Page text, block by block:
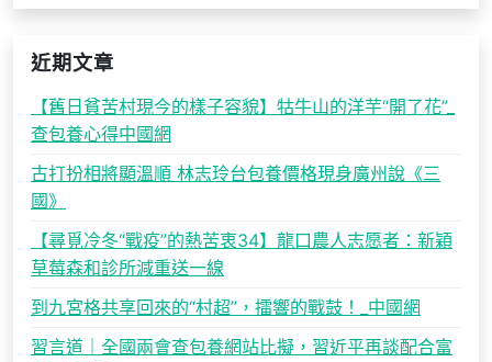
近期文章
【舊日貧苦村現今的樣子容貌】牯牛山的洋芋“開了花”_
查包養心得中國網
古打扮相將顯溫順 林志玲台包養價格現身廣州說《三
國》
【尋覓冷冬“戰疫”的熱苦衷34】龍口農人志愿者：新穎
草莓森和診所減重送一線
到九宮格共享回來的“村超”，擂響的戰鼓！_中國網
習言道｜全國兩會查包養網站比擬，習近平再談配合富